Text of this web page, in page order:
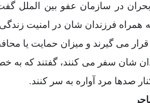
بحران در سازمان عفو بین
همراه فرزندان شان در امنیت
می گیرند و میزان حمایت یا
شان سفر می کنند، گفتند که
صدها مرد آواره به سر کنند.